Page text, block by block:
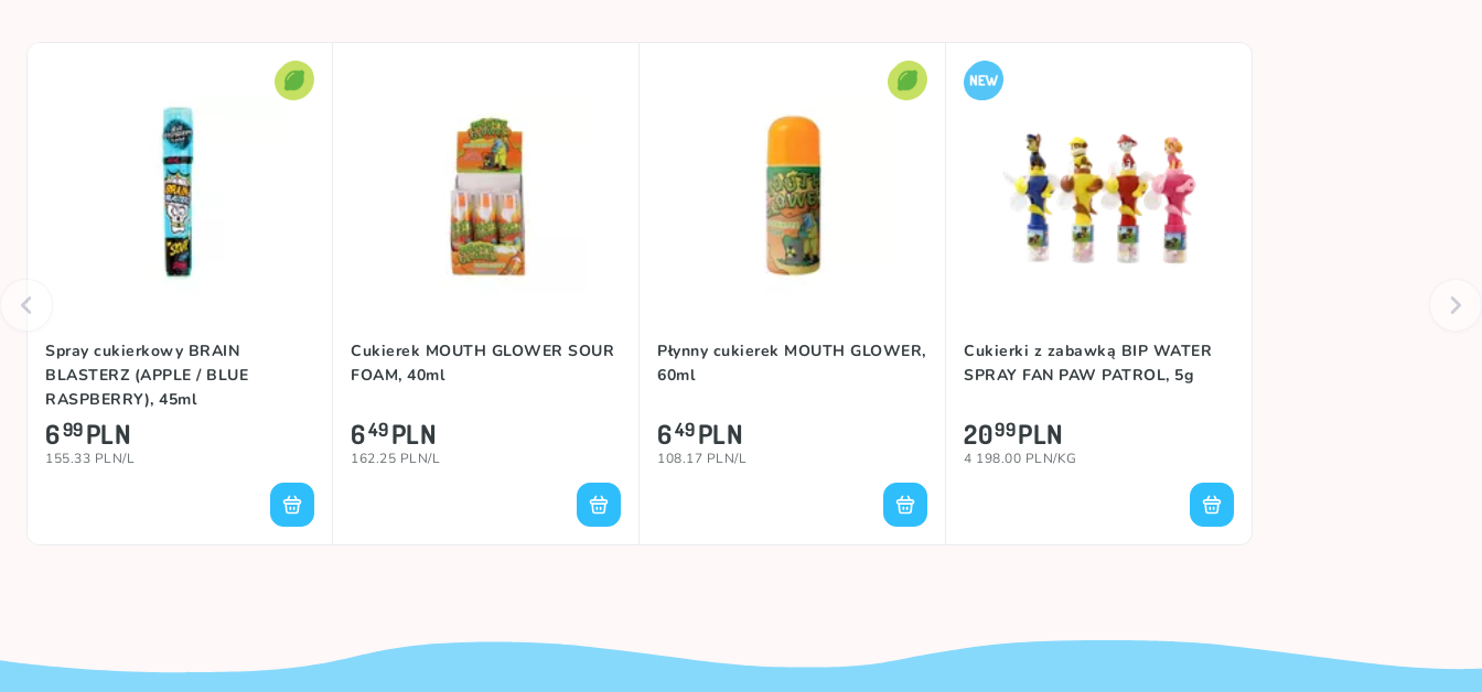
Spray cukierkowy BRAIN
BLASTERZ (APPLE / BLUE
RASPBERRY), 45ml
699PLN
155.33 PLN/L
Cukierek MOUTH GLOWER SOUR
FOAM, 40ml
649PLN
162.25 PLN/L
Płynny cukierek MOUTH GLOWER,
60ml
649PLN
108.17 PLN/L
Cukierki z zabawką BIP WATER
SPRAY FAN PAW PATROL, 5g
2099PLN
4 198.00 PLN/KG